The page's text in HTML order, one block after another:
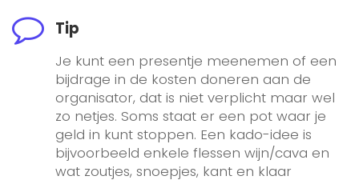
Tip
Je kunt een presentje meenemen of een
bijdrage in de kosten doneren aan de
organisator, dat is niet verplicht maar wel
zo netjes. Soms staat er een pot waar je
geld in kunt stoppen. Een kado-idee is
bijvoorbeeld enkele flessen wijn/cava en
wat zoutjes, snoepjes, kant en klaar